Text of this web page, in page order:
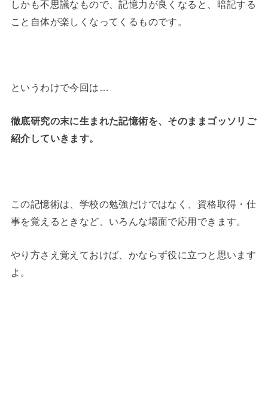
しかも不思議なもので、記憶力が良くなると、暗記する
こと自体が楽しくなってくるものです。
というわけで今回は…
徹底研究の末に生まれた記憶術を、そのままゴッソリご
紹介していきます。
この記憶術は、学校の勉強だけではなく、資格取得・仕
事を覚えるときなど、いろんな場面で応用できます。
やり方さえ覚えておけば、かならず役に立つと思います
よ。